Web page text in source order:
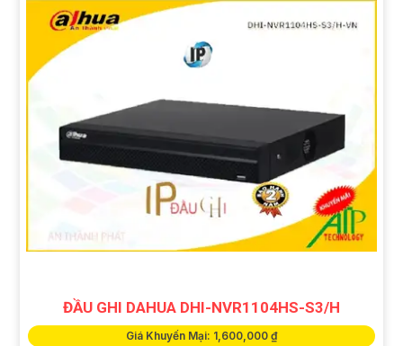
ĐẦU GHI DAHUA DHI-NVR1104HS-S3/H
Giá Khuyến Mại: 1,600,000 ₫